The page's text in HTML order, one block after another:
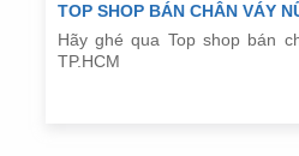
TOP SHOP BÁN CHÂN VÁY
Hãy ghé qua Top shop bán
TP.HCM